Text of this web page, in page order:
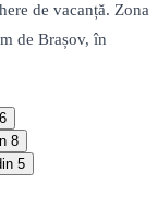
de vacanță. Zona
de Brașov, în
8
5